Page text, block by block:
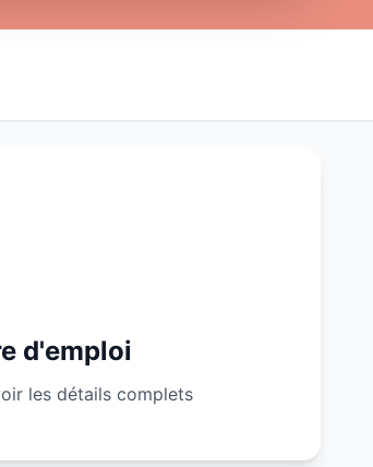
d'emploi
les détails complets